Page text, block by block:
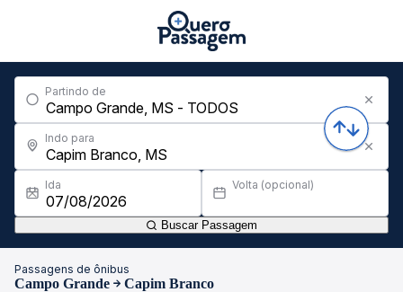
Partindo de
Indo para
Ida Volta (opcional)
Buscar Passagem
Passagens de ônibus
Campo Grande Capim Branco